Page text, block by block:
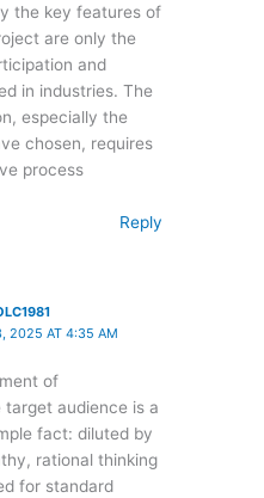
the key features of
are only the
and
in industries. The
especially the
chosen, requires
process
Reply
2025 AT 4:35 AM
of
audience is a
fact: diluted by
rational thinking
for standard